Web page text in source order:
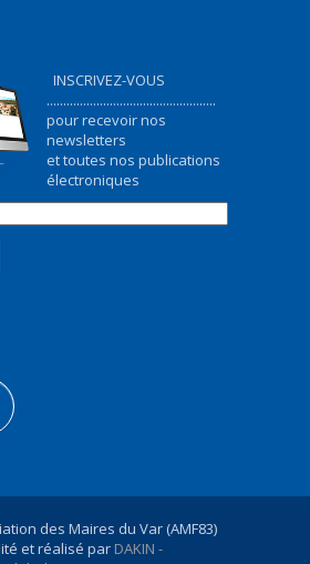
INSCRIVEZ-VOUS
...................................................
pour recevoir nos
newsletters
et toutes nos publications
électroniques
des Maires du Var (AMF83)
et réalisé par DAKIN -